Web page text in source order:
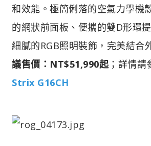
和效能。極簡俐落的空氣力學機
的網狀前面板、便攜的雙D形環
細膩的RGB照明裝飾，完美結合
議售價：NT$51,990起 ；詳情請
Strix G16CH